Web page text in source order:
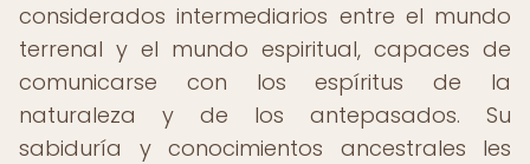
considerados intermediarios entre el mundo
terrenal y el mundo espiritual, capaces de
comunicarse con los espíritus de la
naturaleza y de los antepasados. Su
sabiduría y conocimientos ancestrales les